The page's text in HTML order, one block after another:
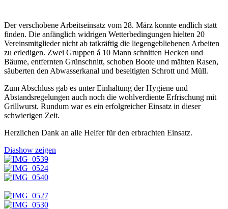
Der verschobene Arbeitseinsatz vom 28. März konnte endlich statt
finden. Die anfänglich widrigen Wetterbedingungen hielten 20
Vereinsmitglieder nicht ab tatkräftig die liegengebliebenen Arbeiten
zu erledigen. Zwei Gruppen á 10 Mann schnitten Hecken und
Bäume, entfernten Grünschnitt, schoben Boote und mähten Rasen,
säuberten den Abwasserkanal und beseitigten Schrott und Müll.
Zum Abschluss gab es unter Einhaltung der Hygiene und
Abstandsregelungen auch noch die wohlverdiente Erfrischung mit
Grillwurst. Rundum war es ein erfolgreicher Einsatz in dieser
schwierigen Zeit.
Herzlichen Dank an alle Helfer für den erbrachten Einsatz.
Diashow zeigen